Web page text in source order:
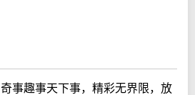
奇事趣事天下事，精彩无界限，放